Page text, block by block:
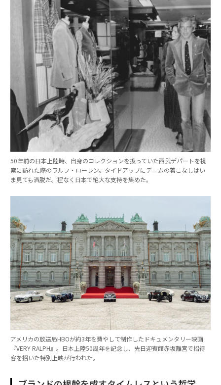
50年前の日本上陸時、自身のコレクションを扱っていた西武デパートを視
察に訪れた際のラルフ・ローレン。タイドアップにデニムの着こなしはい
ま見ても洒脱だ。程なく日本で絶大な支持を集めた。
アメリカの放送局HBOが約3年を費やして制作したドキュメンタリー映画
『VERY RALPH』。日本上陸50周年を記念し、先日迎賓館赤坂離宮で招待
客を招いた特別上映が行われた。